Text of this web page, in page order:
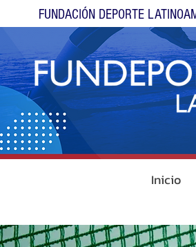
FUNDACIÓN DEPORTE
Inicio